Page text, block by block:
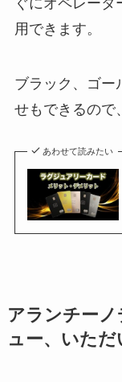
用できます。
ブラック、ゴー
せもできるので
あわせて読みたい
アランチー
ュー、いた